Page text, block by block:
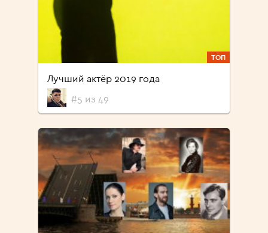
ТОП
Лучший актёр 2019 года
#5 из 49